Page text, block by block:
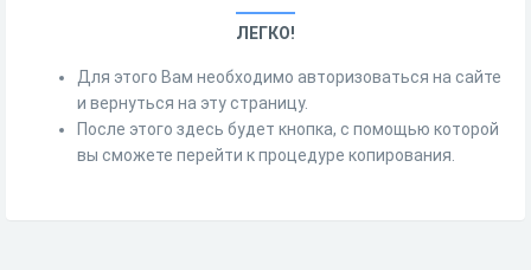
ЛЕГКО!
Для этого Вам необходимо авторизоваться на сайте
и вернуться на эту страницу.
После этого здесь будет кнопка, с помощью которой
вы сможете перейти к процедуре копирования.